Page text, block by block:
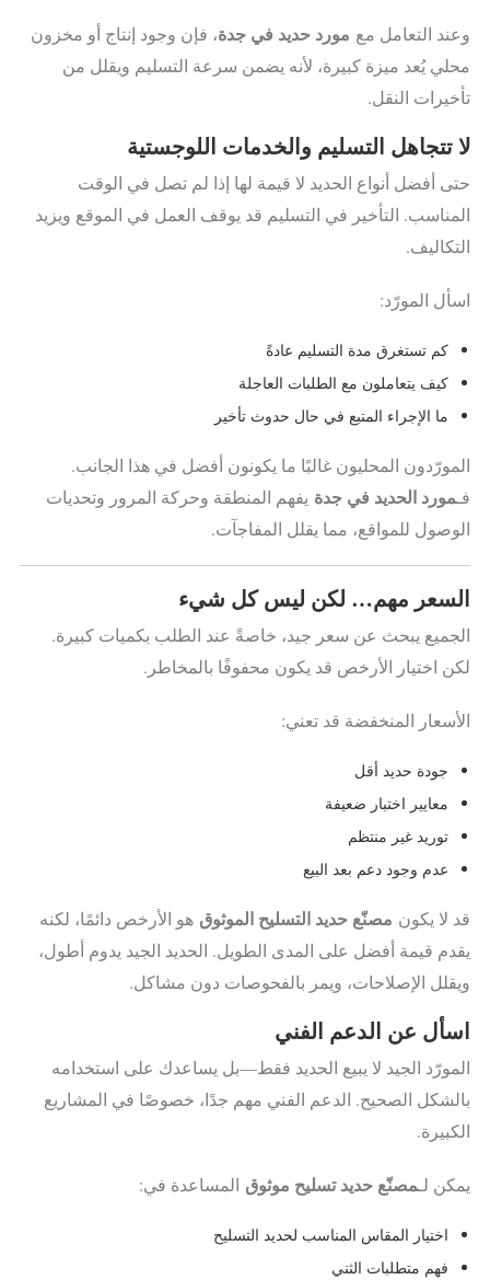
وعند التعامل مع مورد حديد في جدة، فإن وجود إنتاج أو مخزون
محلي يُعد ميزة كبيرة، لأنه يضمن سرعة التسليم ويقلل من
تأخيرات النقل.
لا تتجاهل التسليم والخدمات اللوجستية
حتى أفضل أنواع الحديد لا قيمة لها إذا لم تصل في الوقت
المناسب. التأخير في التسليم قد يوقف العمل في الموقع ويزيد
التكاليف.
اسأل المورّد:
كم تستغرق مدة التسليم عادةً
كيف يتعاملون مع الطلبات العاجلة
ما الإجراء المتبع في حال حدوث تأخير
المورّدون المحليون غالبًا ما يكونون أفضل في هذا الجانب.
فـمورد الحديد في جدة يفهم المنطقة وحركة المرور وتحديات
الوصول للمواقع، مما يقلل المفاجآت.
السعر مهم… لكن ليس كل شيء
الجميع يبحث عن سعر جيد، خاصةً عند الطلب بكميات كبيرة.
لكن اختيار الأرخص قد يكون محفوفًا بالمخاطر.
الأسعار المنخفضة قد تعني:
جودة حديد أقل
معايير اختبار ضعيفة
توريد غير منتظم
عدم وجود دعم بعد البيع
قد لا يكون مصنّع حديد التسليح الموثوق هو الأرخص دائمًا، لكنه
يقدم قيمة أفضل على المدى الطويل. الحديد الجيد يدوم أطول،
ويقلل الإصلاحات، ويمر بالفحوصات دون مشاكل.
اسأل عن الدعم الفني
المورّد الجيد لا يبيع الحديد فقط—بل يساعدك على استخدامه
بالشكل الصحيح. الدعم الفني مهم جدًا، خصوصًا في المشاريع
الكبيرة.
يمكن لـمصنّع حديد تسليح موثوق المساعدة في:
اختيار المقاس المناسب لحديد التسليح
فهم متطلبات الثني